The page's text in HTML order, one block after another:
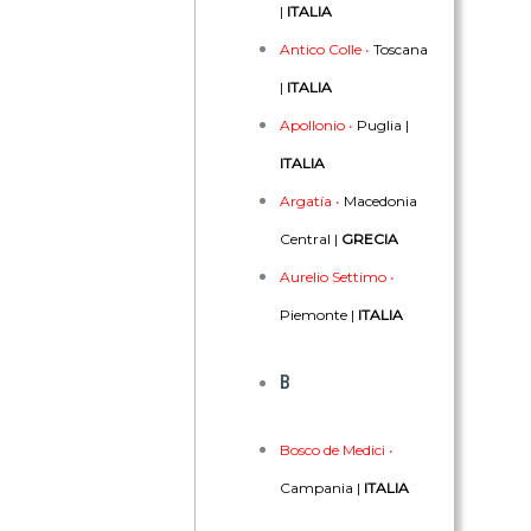
| ITALIA
Antico Colle• Toscana
| ITALIA
Apollonio• Puglia |
ITALIA
Argatía • Macedonia
Central | GRECIA
Aurelio Settimo•
Piemonte | ITALIA
B
Bosco de Medici •
Campania | ITALIA